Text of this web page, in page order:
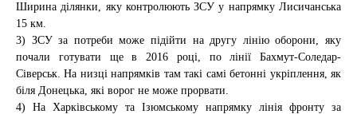
Ширина ділянки, яку контролюють ЗСУ у напрямку Лисичанська
15 км.
3) ЗСУ за потреби може підійти на другу лінію оборони, яку
почали готувати ще в 2016 році, по лінії Бахмут-Соледар-
Сіверськ. На низці напрямків там такі самі бетонні укріплення, як
біля Донецька, які ворог не може прорвати.
4) На Харківському та Ізюмському напрямку лінія фронту за